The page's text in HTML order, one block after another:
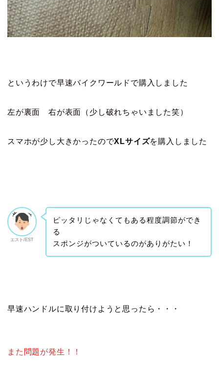
というわけで早速バイクワールドで購入しました
左が裏面 右が表面（少し破れちゃいました笑）
スマホが少し大きかったのでXLサイズを購入しました
エスト/EST
ピッタリじゃなくてもある程度調節ができ
る
スポンジがついているのがありがたい！
早速ハンドルに取り付けようと思ったら・・・
また 問題 が発生！！